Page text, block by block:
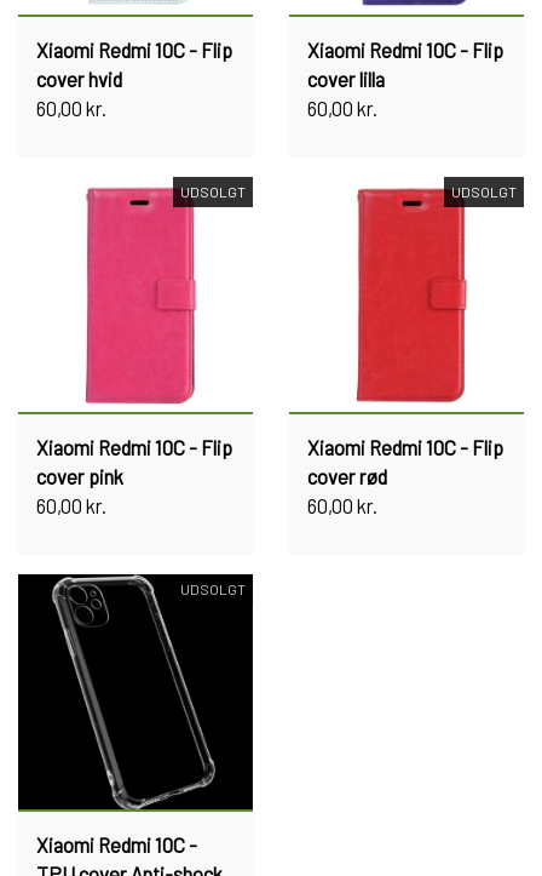
Xiaomi Redmi 10C - Flip
cover hvid
60,00 kr.
Xiaomi Redmi 10C - Flip
cover lilla
60,00 kr.
UDSOLGT
Xiaomi Redmi 10C - Flip
cover pink
60,00 kr.
UDSOLGT
Xiaomi Redmi 10C - Flip
cover rød
60,00 kr.
UDSOLGT
Xiaomi Redmi 10C -